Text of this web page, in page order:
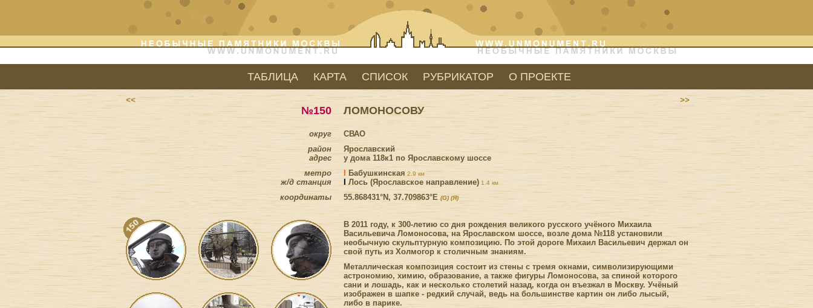
ТАБЛИЦА КАРТА СПИСОК РУБРИКАТОР О ПРОЕКТЕ
<< >>
№150 ЛОМОНОСОВУ
округ
район
адрес
метро
ж/д станция
координаты
СВАО
Ярославский
у дома 118к1 по Ярославскому шоссе
Бабушкинская 2.9 км
Лось (Ярославское направление) 1.4 км
55.868431°N, 37.709863°E(G) (Я)
В 2011 году, к 300-летию со дня рождения великого русского учёного Михаила
Васильевича Ломоносова, на Ярославском шоссе, возле дома №118 установили
необычную скульптурную композицию. По этой дороге Михаил Васильевич держал он
свой путь из Холмогор к столичным знаниям.
Металлическая композиция состоит из стены с тремя окнами, символизирующими
астрономию, химию, образование, а также фигуры Ломоносова, за спиной которого
сани и лошадь, как и несколько столетий назад, когда он въезжал в Москву. Учёный
изображен в шапке - редкий случай, ведь на большинстве картин он либо лысый,
либо в парике.